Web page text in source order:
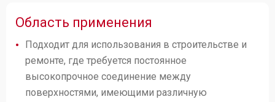
Область применения
Подходит для использования в строительстве и
ремонте, где требуется постоянное
высокопрочное соединение между
поверхностями, имеющими различную